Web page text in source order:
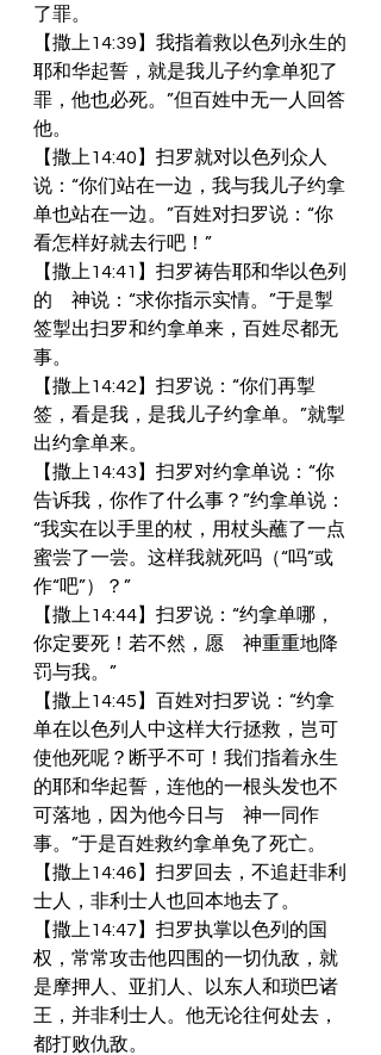
了罪。
【撒上14:39】我指着救以色列永生的
耶和华起誓，就是我儿子约拿单犯了
罪，他也必死。”但百姓中无一人回答
他。
【撒上14:40】扫罗就对以色列众人
说：“你们站在一边，我与我儿子约拿
单也站在一边。”百姓对扫罗说：“你
看怎样好就去行吧！”
【撒上14:41】扫罗祷告耶和华以色列
的　神说：“求你指示实情。”于是掣
签掣出扫罗和约拿单来，百姓尽都无
事。
【撒上14:42】扫罗说：“你们再掣
签，看是我，是我儿子约拿单。”就掣
出约拿单来。
【撒上14:43】扫罗对约拿单说：“你
告诉我，你作了什么事？”约拿单说：
“我实在以手里的杖，用杖头蘸了一点
蜜尝了一尝。这样我就死吗（“吗”或
作“吧”）？”
【撒上14:44】扫罗说：“约拿单哪，
你定要死！若不然，愿　神重重地降
罚与我。”
【撒上14:45】百姓对扫罗说：“约拿
单在以色列人中这样大行拯救，岂可
使他死呢？断乎不可！我们指着永生
的耶和华起誓，连他的一根头发也不
可落地，因为他今日与　神一同作
事。”于是百姓救约拿单免了死亡。
【撒上14:46】扫罗回去，不追赶非利
士人，非利士人也回本地去了。
【撒上14:47】扫罗执掌以色列的国
权，常常攻击他四围的一切仇敌，就
是摩押人、亚扪人、以东人和琐巴诸
王，并非利士人。他无论往何处去，
都打败仇敌。